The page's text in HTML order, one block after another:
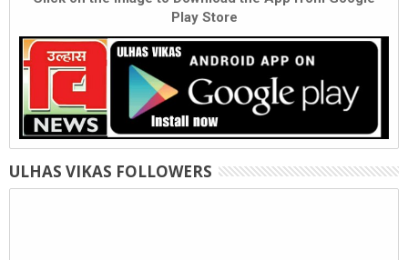
Play Store
ULHAS VIKAS FOLLOWERS